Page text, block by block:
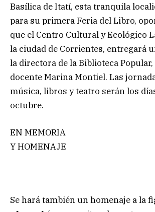
Basílica de Itatí, esta tranquila
para su primera Feria del Libro,
que el Centro Cultural y Ecológico
la ciudad de Corrientes, entregará
la directora de la Biblioteca
docente Marina Montiel. Las
música, libros y teatro serán los
octubre.
EN MEMORIA
Y HOMENAJE
Se hará también un homenaje a la